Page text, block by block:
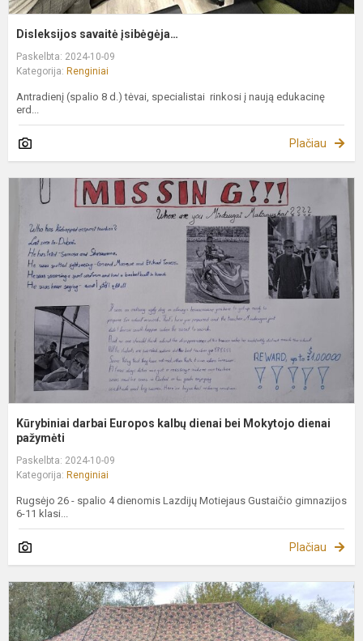
Disleksijos savaitė įsibėgėja…
Paskelbta: 2024-10-09
Kategorija: Renginiai
Antradienį (spalio 8 d.) tėvai, specialistai rinkosi į naują edukacinę
erd...
Plačiau
Kūrybiniai darbai Europos kalbų dienai bei Mokytojo dienai
pažymėti
Paskelbta: 2024-10-09
Kategorija: Renginiai
Rugsėjo 26 - spalio 4 dienomis Lazdijų Motiejaus Gustaičio gimnazijos
6-11 klasi...
Plačiau